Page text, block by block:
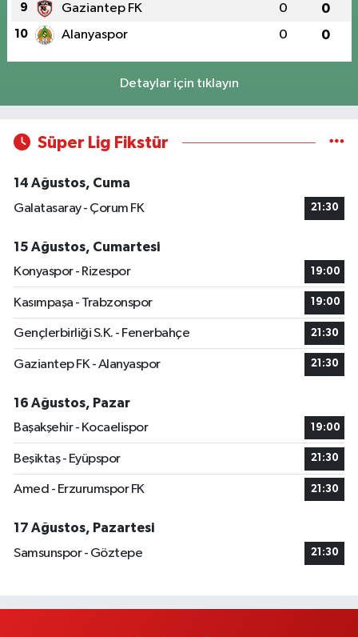
9 Gaziantep FK 0 0
10 Alanyaspor 0 0
Detaylar için tıklayın
Süper Lig Fikstür
14 Ağustos, Cuma
Galatasaray - Çorum FK
21:30
15 Ağustos, Cumartesi
Konyaspor - Rizespor
19:00
Kasımpaşa - Trabzonspor 19:00
Gençlerbirliği S.K. - Fenerbahçe 21:30
Gaziantep FK - Alanyaspor 21:30
16 Ağustos, Pazar
Başakşehir - Kocaelispor
19:00
Beşiktaş - Eyüpspor 21:30
Amed - Erzurumspor FK 21:30
17 Ağustos, Pazartesi
Samsunspor - Göztepe
21:30